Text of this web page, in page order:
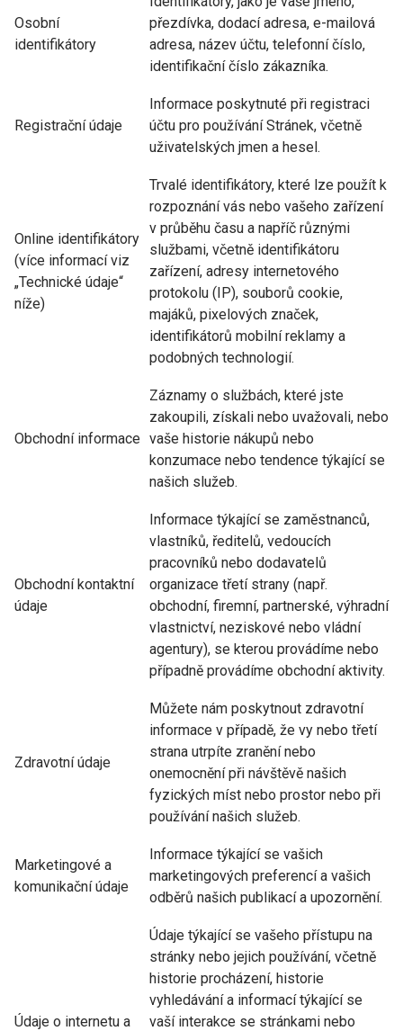
Osobní
identifikátory
přezdívka, dodací adresa, e-mailová
adresa, název účtu, telefonní číslo,
identifikační číslo zákazníka.
Registrační údaje
Informace poskytnuté při registraci
účtu pro používání Stránek, včetně
uživatelských jmen a hesel.
Online identifikátory
(více informací viz
„Technické údaje“
níže)
Trvalé identifikátory, které lze použít k
rozpoznání vás nebo vašeho zařízení
v průběhu času a napříč různými
službami, včetně identifikátoru
zařízení, adresy internetového
protokolu (IP), souborů cookie,
majáků, pixelových značek,
identifikátorů mobilní reklamy a
podobných technologií.
Obchodní informace
Záznamy o službách, které jste
zakoupili, získali nebo uvažovali, nebo
vaše historie nákupů nebo
konzumace nebo tendence týkající se
našich služeb.
Obchodní kontaktní
údaje
Informace týkající se zaměstnanců,
vlastníků, ředitelů, vedoucích
pracovníků nebo dodavatelů
organizace třetí strany (např.
obchodní, firemní, partnerské, výhradní
vlastnictví, neziskové nebo vládní
agentury), se kterou provádíme nebo
případně provádíme obchodní aktivity.
Zdravotní údaje
Můžete nám poskytnout zdravotní
informace v případě, že vy nebo třetí
strana utrpíte zranění nebo
onemocnění při návštěvě našich
fyzických míst nebo prostor nebo při
používání našich služeb.
Marketingové a
komunikační údaje
Informace týkající se vašich
marketingových preferencí a vašich
odběrů našich publikací a upozornění.
Údaje o internetu a
Údaje týkající se vašeho přístupu na
stránky nebo jejich používání, včetně
historie procházení, historie
vyhledávání a informací týkající se
vaší interakce se stránkami nebo